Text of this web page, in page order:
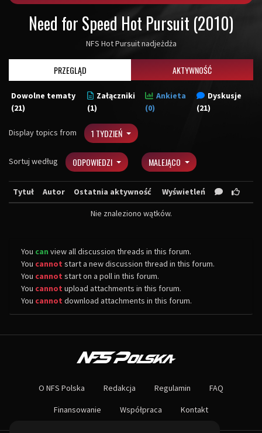
Need for Speed Hot Pursuit (2010)
NFS Hot Pursuit nadjeżdża
PRZEGLĄD AKTYWNOŚĆ
Dowolne tematy
(21)
Załączniki
(1)
Ankieta
(0)
Dyskusje
(21)
Display topics from 1 TYDZIEŃ
Sortuj według ODPOWIEDZI MALEJĄCO
Tytuł Autor Ostatnia aktywność Wyświetleń
Nie znaleziono wątków.
You can view all discussion threads in this forum.
You cannot start a new discussion thread in this forum.
You cannot start on a poll in this forum.
You cannot upload attachments in this forum.
You cannot download attachments in this forum.
Największa społeczność Need for Speed w Polsce! Znajdziesz u nas
Nie czekaj dłużej - wstąp do naszej społeczności! Czekamy na ciebie!
O NFS Polska Redakcja Regulamin FAQ
Finansowanie Współpraca Kontakt